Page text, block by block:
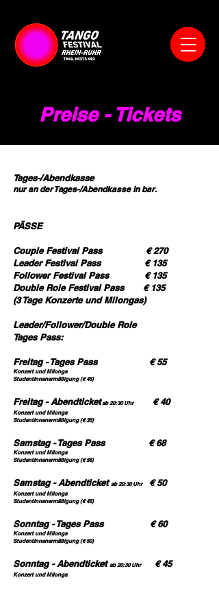
Preise - Tickets
Tages-/Abendkasse​
​nur an der Tages-/Abendkasse in bar.​
PÄSSE ​​​
Couple Festival Pass € 270
Leader Festival Pass € 135
Follower Festival Pass € 135
Double Role Festival Pass € 135
(3 Tage Konzerte und Milongas)​​
Leader/Follower/Double Role
Tages Pass:​
Freitag - Tages Pass € 55
Konzert und Milonga
StudentInnenermäßigung (€ 45)
Freitag -Abendticketab 20:30 Uhr€ 40
Konzert und Milonga
StudentInnenermäßigung (€ 35)
Samstag - Tages Pass € 68
Konzert und Milonga
StudentInnenermäßigung (€ 58)
Samstag - Abendticketab 20:30 Uhr € 50
Konzert und Milonga
StudentInnenermäßigung (€ 45)
Sonntag - Tages Pass € 60
Konzert und Milonga
StudentInnenermäßigung (€ 50)
Sonntag - Abendticketab 20:30 Uhr€ 45
Konzert und Milonga